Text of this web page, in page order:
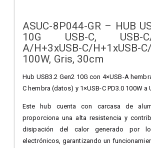
ASUC-8P044-GR – HUB
10G USB-C, USB-C/
A/H+3xUSB-C/
100W, Gris, 30cm
Hub USB3.2 Gen2 10G con 4×USB-A
C hembra (datos) y 1×USB-C PD3.0 100W a
Este hub cuenta con carcasa de
proporciona una alta resistencia y
disipación del calor generado por
electrónicos, garantizando un